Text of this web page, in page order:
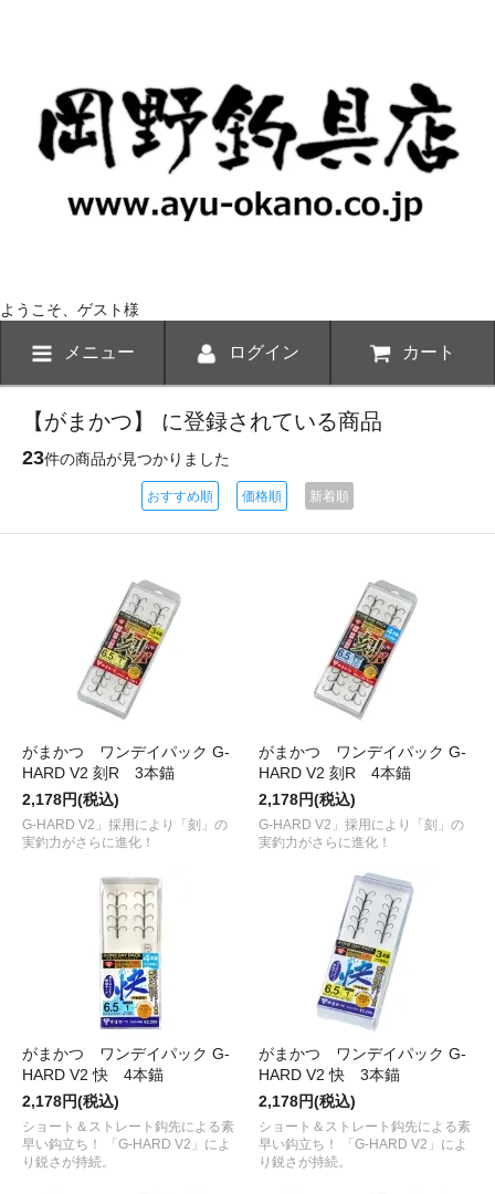
ようこそ、ゲスト様
メニュー ログイン カート
【がまかつ】 に登録されている商品
23件の商品が見つかりました
おすすめ順 価格順 新着順
がまかつ ワンデイパック G-
HARD V2 刻R 3本錨
2,178円(税込)
G-HARD V2」採用により「刻」の
実釣力がさらに進化！
がまかつ ワンデイパック G-
HARD V2 刻R 4本錨
2,178円(税込)
G-HARD V2」採用により「刻」の
実釣力がさらに進化！
がまかつ ワンデイパック G-
HARD V2 快 4本錨
2,178円(税込)
ショート＆ストレート鈎先による素
早い鈎立ち！ 「G-HARD V2」によ
り鋭さが持続。
がまかつ ワンデイパック G-
HARD V2 快 3本錨
2,178円(税込)
ショート＆ストレート鈎先による素
早い鈎立ち！ 「G-HARD V2」によ
り鋭さが持続。